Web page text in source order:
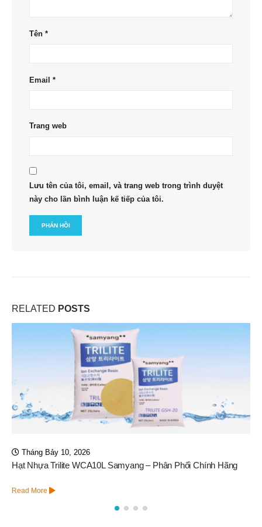
Tên *
Email *
Trang web
Lưu tên của tôi, email, và trang web trong trình duyệt
này cho lần bình luận kế tiếp của tôi.
RELATED POSTS
Tháng Bảy 2, 2026
Màng RO LG BW 2540 R – Giá Tốt Cho Khách Hàng
Read More